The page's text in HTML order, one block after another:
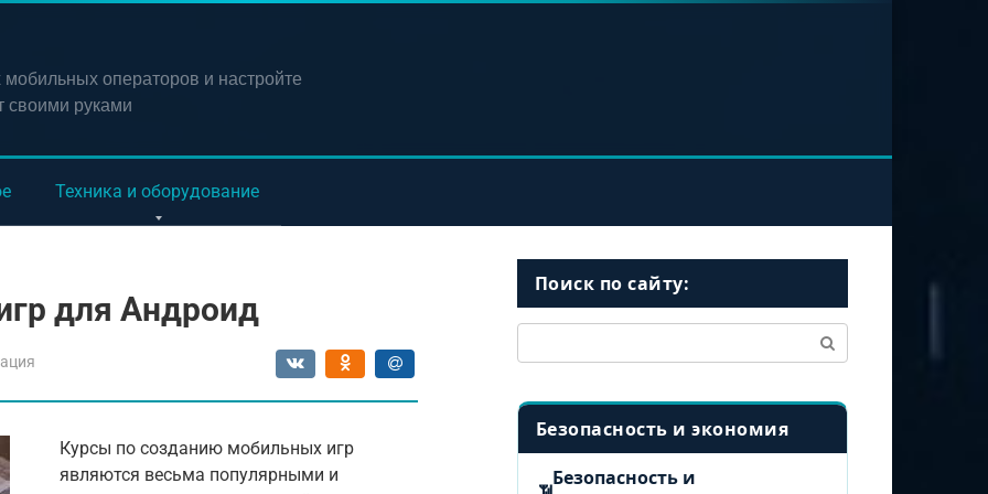
мобильных операторов и настройте
своими руками
Техника и оборудование
для Андроид
Курсы по созданию мобильных игр
являются весьма популярными и
Поиск по сайту:
Безопасность и экономия
Безопасность и